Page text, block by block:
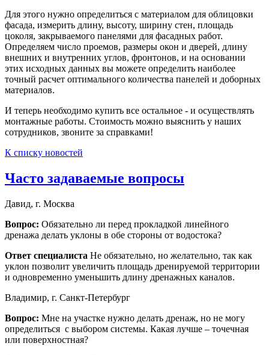
Для этого нужно определиться с материалом для облицовки
фасада, измерить длину, высоту, ширину стен, площадь
цоколя, закрываемого панелями для фасадных работ.
Определяем число проемов, размеры окон и дверей, длину
внешних и внутренних углов, фронтонов, и на основании
этих исходных данных вы можете определить наиболее
точный расчет оптимального количества панелей и доборных
материалов.
И теперь необходимо купить все остальное - и осуществлять
монтажные работы. Стоимость можно выяснить у наших
сотрудников, звоните за справками!
К списку новостей
Часто задаваемые вопросы
Давид, г. Москва
Вопрос: Обязательно ли перед прокладкой линейного
дренажа делать уклоны в обе стороны от водостока?
Ответ специалиста Не обязательно, но желательно, так как
уклон позволит увеличить площадь дренируемой территории
и одновременно уменьшить длину дренажных каналов.
Владимир, г. Санкт-Петербург
Вопрос: Мне на участке нужно делать дренаж, но не могу
определиться с выбором системы. Какая лучше – точечная
или поверхностная?